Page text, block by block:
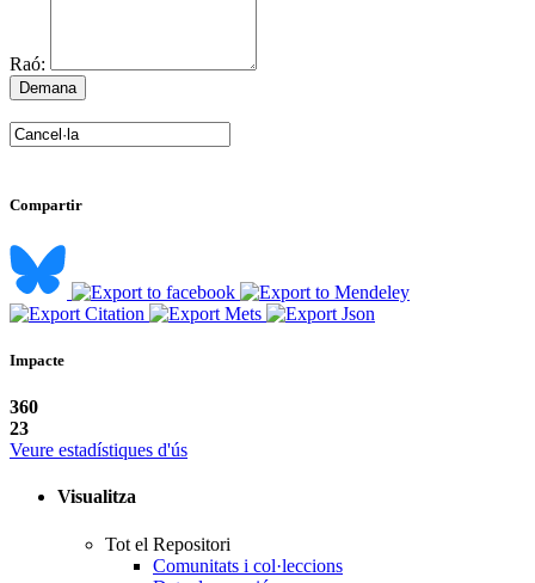
Raó:
Compartir
Impacte
360
23
Veure estadístiques d'ús
Visualitza
Tot el Repositori
Comunitats i col·leccions